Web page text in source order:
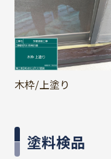
木枠/上塗り
塗料検品